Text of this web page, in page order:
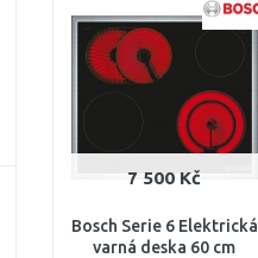
7 500 Kč
Bosch Serie 6 Elektrická
varná deska 60 cm